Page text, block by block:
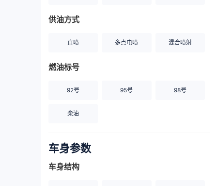
供油方式
直喷 多点电喷 混合喷射
燃油标号
92号 95号 98号
柴油
车身参数
车身结构